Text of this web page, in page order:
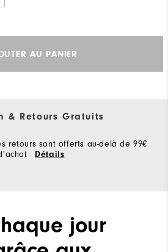
AU PANIER
& Retours Gratuits
retours sont offerts au-delà de 99€
Détails
jour